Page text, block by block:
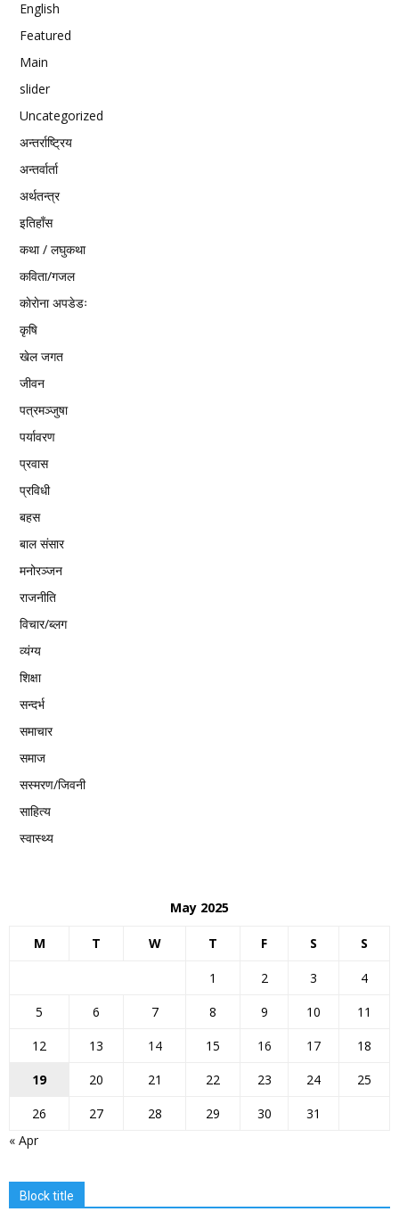
English
Featured
Main
slider
Uncategorized
अन्तर्राष्ट्रिय
अन्तर्वार्ता
अर्थतन्त्र
इतिहाँस
कथा / लघुकथा
कविता/गजल
काेराेना अपडेडः
कृषि
खेल जगत
जीवन
पत्रमञ्जुषा
पर्यावरण
प्रवास
प्रविधी
बहस
बाल संसार
मनोरञ्जन
राजनीति
विचार/ब्लग
व्यंग्य
शिक्षा
सन्दर्भ
समाचार
समाज
सस्मरण/जिवनी
साहित्य
स्वास्थ्य
May 2025
M T W T F S S
1 2 3
4
5
6 7 8 9 10
11
12
13 14 15 16 17
18
19
20 21 22 23 24
25
26
27 28 29 30
31
« Apr
Block title